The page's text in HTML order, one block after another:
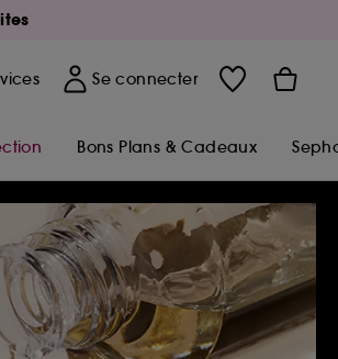
Se connecter
Bons Plans & Cadeaux